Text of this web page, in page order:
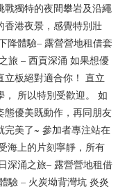
戰獨特的夜間攀岩及沿繩
香港夜景，感覺特別壯
降體驗– 露營營地租借套
旅 – 西貢深涌 如果想優
立板絕對適合你！ 直立
， 所以特別受歡迎。 如
態優美既動作，再同朋友
完美了~ 參加者專注站在
海上的片刻寧靜，所有
深涌之旅– 露營營地租借
驗 – 火炭坳背灣坑 炎炎